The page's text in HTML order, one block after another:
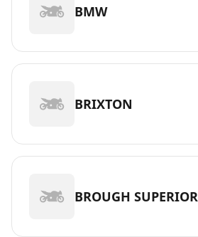
BMW
BRIXTON
BROUGH SUPERIOR